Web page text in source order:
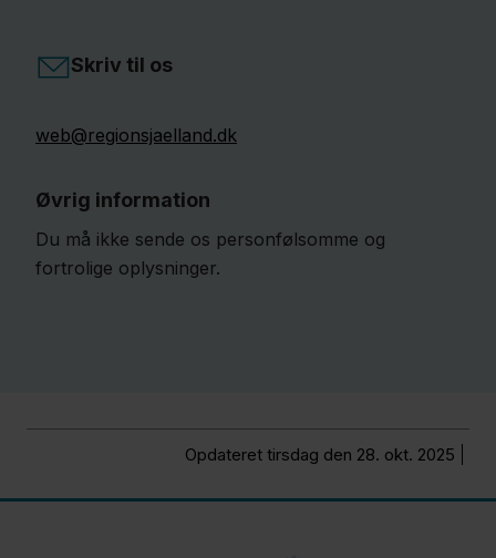
Skriv til os
web@regionsjaelland.dk
Øvrig information
Du må ikke sende os personfølsomme og
fortrolige oplysninger.
Opdateret tirsdag den 28. okt. 2025